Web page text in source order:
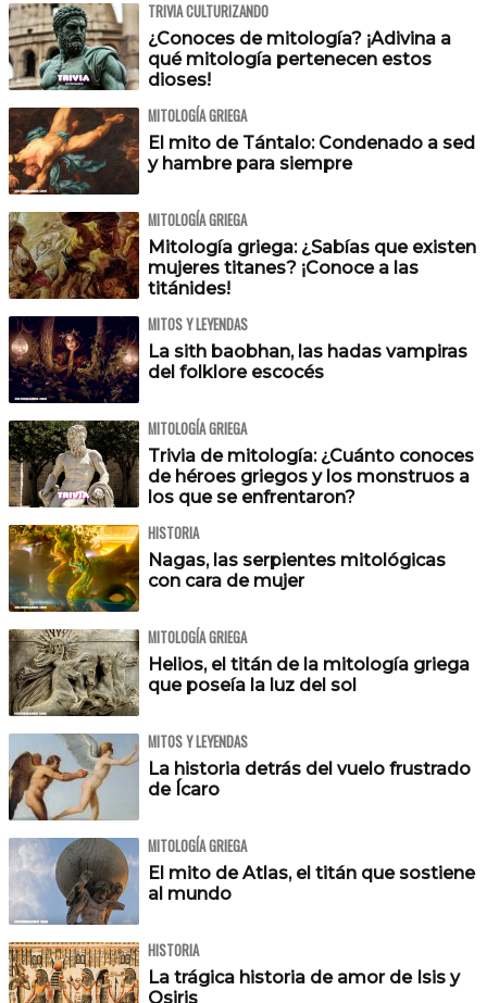
TRIVIA CULTURIZANDO
¿Conoces de mitología? ¡Adivina a
qué mitología pertenecen estos
dioses!
MITOLOGÍA GRIEGA
El mito de Tántalo: Condenado a sed
y hambre para siempre
MITOLOGÍA GRIEGA
Mitología griega: ¿Sabías que existen
mujeres titanes? ¡Conoce a las
titánides!
MITOS Y LEYENDAS
La sith baobhan, las hadas vampiras
del folklore escocés
MITOLOGÍA GRIEGA
Trivia de mitología: ¿Cuánto conoces
de héroes griegos y los monstruos a
los que se enfrentaron?
HISTORIA
Nagas, las serpientes mitológicas
con cara de mujer
MITOLOGÍA GRIEGA
Helios, el titán de la mitología griega
que poseía la luz del sol
MITOS Y LEYENDAS
La historia detrás del vuelo frustrado
de Ícaro
MITOLOGÍA GRIEGA
El mito de Atlas, el titán que sostiene
al mundo
HISTORIA
La trágica historia de amor de Isis y
Osiris